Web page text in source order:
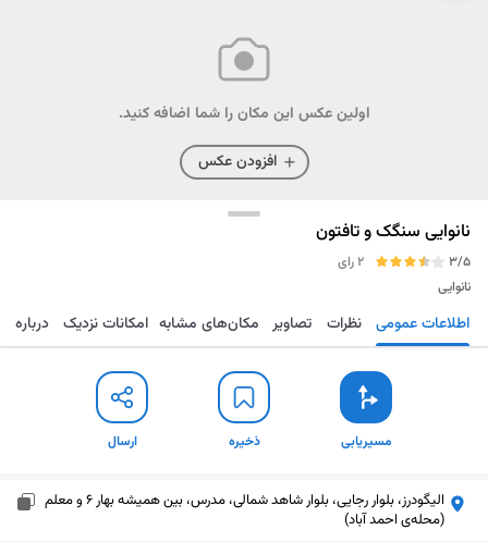
اولین عکس این مکان را شما اضافه کنید.
افزودن عکس
نانوایی سنگک و تافتون
3/5
2 رای
نانوایی
مسیریابی ذخیره ارسال اطلاعات عمومی نظرات تصاویر مکان‌های مشابه امکانات نزدیک درباره
مسیریابی ذخیره ارسال
الیگودرز، بلوار رجایی، بلوار شاهد شمالی، مدرس، بین همیشه بهار 6 و معلم
(محله‌ی احمد آباد)